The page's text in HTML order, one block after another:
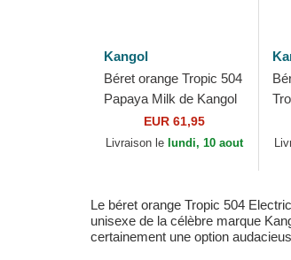
Kangol
Béret orange Tropic 504
Papaya Milk de Kangol
EUR 61,95
Livraison le lundi, 10 aout
Le béret orange Tropic 504
unisexe de la célèbre marque
certainement une option